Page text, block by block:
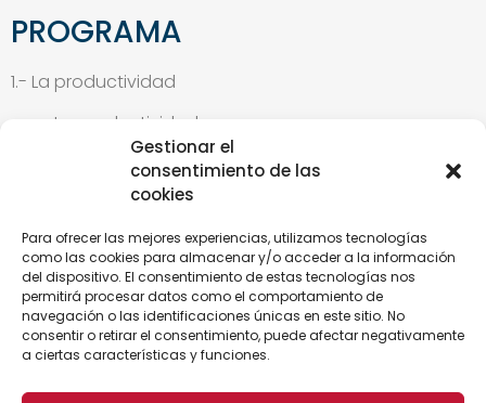
Gestionar el
consentimiento de las
cookies
Para ofrecer las mejores experiencias, utilizamos tecnologías
como las cookies para almacenar y/o acceder a la información
del dispositivo. El consentimiento de estas tecnologías nos
permitirá procesar datos como el comportamiento de
navegación o las identificaciones únicas en este sitio. No
consentir o retirar el consentimiento, puede afectar negativamente
a ciertas características y funciones.
PROGRAMA
1.- La productividad
La productividad
Procedimiento básico para el estudio del trabajo
2.- Introducción al estudio de métodos
Campos de aplicación
3.- Diagramas y movimientos
Objeto y usos
Definición de métodos y frecuencias
El cursograma analítico
4.- Métodos de trabajo y movimientos en el lugar de